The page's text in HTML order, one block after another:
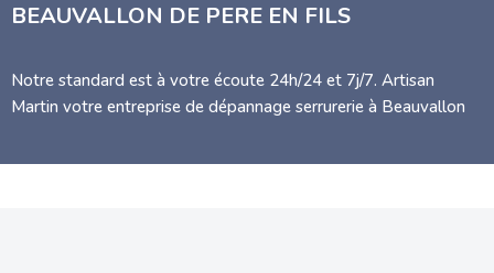
BEAUVALLON DE PERE EN FILS
Notre standard est à votre écoute 24h/24 et 7j/7. Artisan
Martin votre entreprise de dépannage serrurerie à Beauvallon